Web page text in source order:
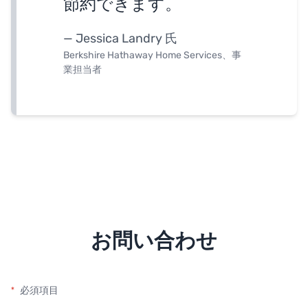
— Jessica Landry 氏
Berkshire Hathaway Home Services、事
業担当者
お問い合わせ
* 必須項目